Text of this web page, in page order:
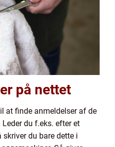
på nettet
at finde anmeldelser af de
du f.eks. efter et
skriver du bare dette i